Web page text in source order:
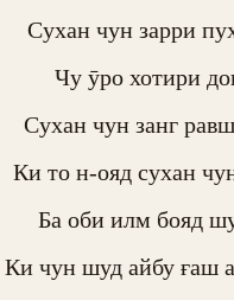
Сухан чун зарри
Чу ӯро хотири
Сухан чун занг
Ки то н-ояд сухан
Ба оби илм бояд
Ки чун шуд айбу ғаш